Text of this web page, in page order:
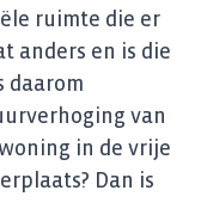
ruimte die er
anders en is die
daarom
van
in de vrije
Dan is